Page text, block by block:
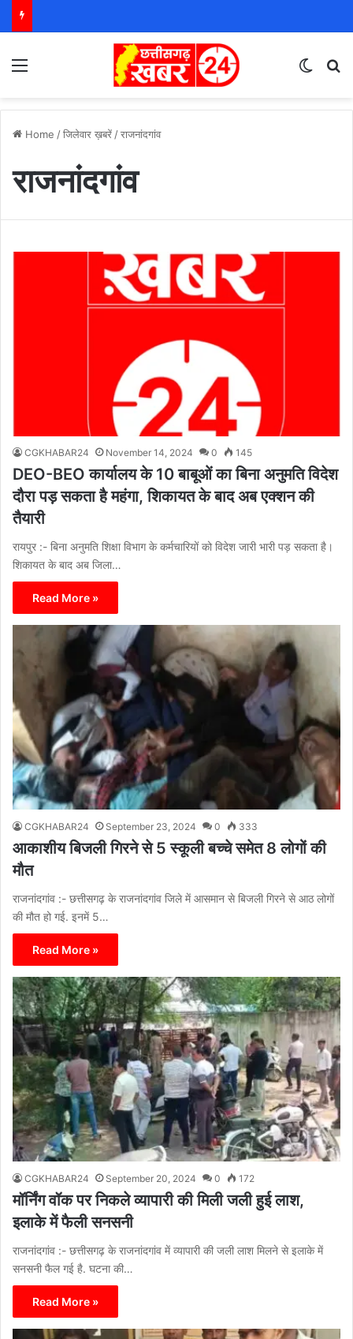
Home /जिलेवार ख़बरें /राजनांदगांव
राजनांदगांव
CGKHABAR24 November 14, 2024 0 145
DEO-BEO कार्यालय के 10 बाबूओं का बिना अनुमति विदेश
दौरा पड़ सकता है महंगा, शिकायत के बाद अब एक्शन की
तैयारी
रायपुर :- बिना अनुमति शिक्षा विभाग के कर्मचारियों को विदेश जारी भारी पड़ सकता है।
शिकायत के बाद अब जिला…
Read More »
CGKHABAR24 September 23, 2024 0 333
आकाशीय बिजली गिरने से 5 स्कूली बच्चे समेत 8 लोगों की
मौत
राजनांदगांव :- छत्तीसगढ़ के राजनांदगांव जिले में आसमान से बिजली गिरने से आठ लोगों
की मौत हो गई. इनमें 5…
Read More »
CGKHABAR24 September 20, 2024 0 172
मॉर्निंग वॉक पर निकले व्यापारी की मिली जली हुई लाश,
इलाके में फैली सनसनी
राजनांदगांव :- छत्तीसगढ़ के राजनांदगांव में व्यापारी की जली लाश मिलने से इलाके में
सनसनी फैल गई है. घटना की…
Read More »